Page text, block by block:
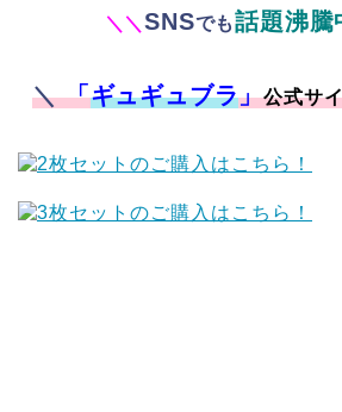
＼ ＼SNSでも話題沸騰
＼「ギュギュブラ」公式サ